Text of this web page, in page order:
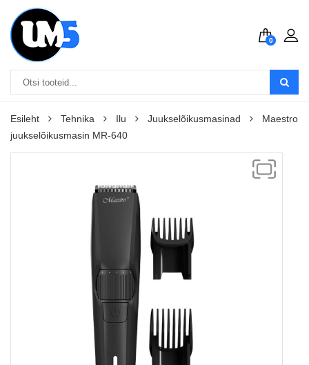
0
Esileht Tehnika Ilu Juukselõikusmasinad
Maestro
juukselõikusmasin MR-640